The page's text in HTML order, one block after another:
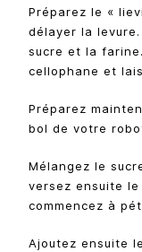
Préparez le «
délayer la
sucre et la
cellophane et
Préparez
bol de votre
Mélangez le
versez ensuite
commencez à
Ajoutez ensuite